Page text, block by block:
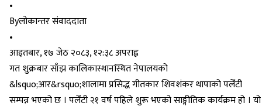
•
Byलोकान्तर संवाददाता
•
आइतबार, १७ जेठ २०८३, १२:३८ अपराह्न
गत शुक्रबार साँझ कालिकास्थानस्थित नेपालयको
&lsquo;आर&rsquo;शालामा प्रसिद्ध गीतकार शिवशंकर थापाको पलेँटी
सम्पन्न भएको छ । पलेँटी २१ वर्ष पहिले शुरू भएको साङ्गीतिक कार्यक्रम हो । यो